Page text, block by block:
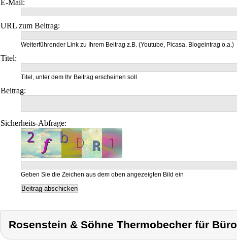
E-Mail:
URL zum Beitrag:
Weiterführender Link zu Ihrem Beitrag z.B. (Youtube, Picasa, Blogeintrag o.a.)
Titel:
Titel, unter dem Ihr Beitrag erscheinen soll
Beitrag:
Sicherheits-Abfrage:
Geben Sie die Zeichen aus dem oben angezeigten Bild ein
Rosenstein & Söhne Thermobecher für Büro